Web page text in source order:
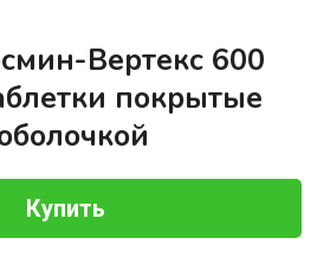
Вертекс 600
покрытые
Купить